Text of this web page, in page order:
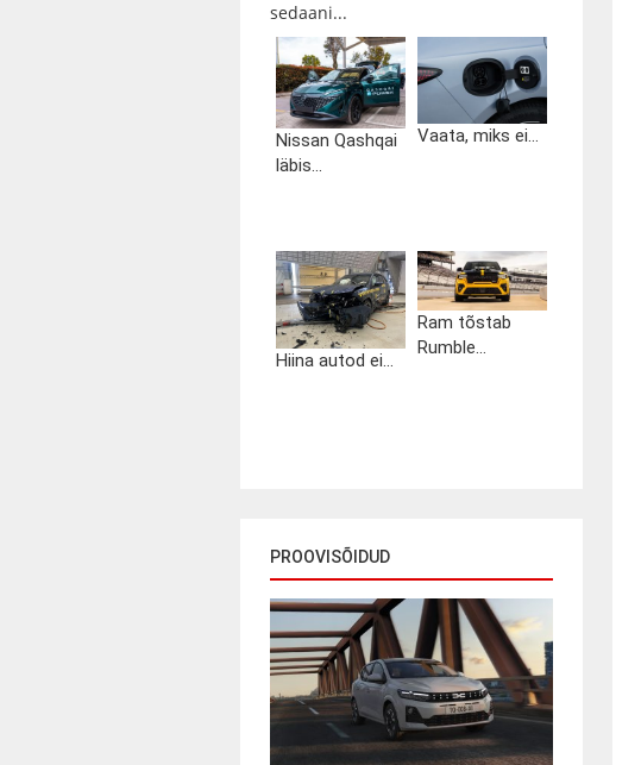
sedaani...
Nissan Qashqai
läbis...
Vaata, miks ei...
Hiina autod ei...
Ram tõstab
Rumble...
PROOVISÕIDUD